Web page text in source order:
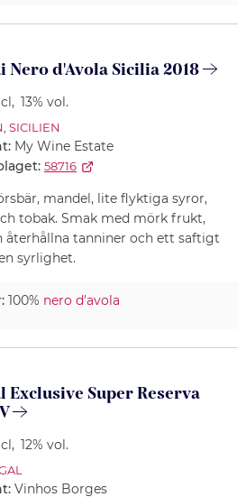
Nero d'Avola Sicilia 2018
, 13% vol.
SICILIEN
My Wine Estate
58716
mandel, lite flyktiga syror,
tobak. Smak med mörk frukt,
återhållna tanniner och ett saftigt
syrlighet.
100% nero d'avola
Exclusive Super Reserva
, 12% vol.
Vinhos Borges